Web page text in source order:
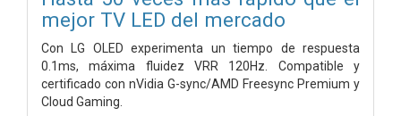
mejor TV LED del mercado
Con LG OLED experimenta un tiempo de respuesta
0.1ms, máxima fluidez VRR 120Hz. Compatible y
certificado con nVidia G-sync/AMD Freesync Premium y
Cloud Gaming.